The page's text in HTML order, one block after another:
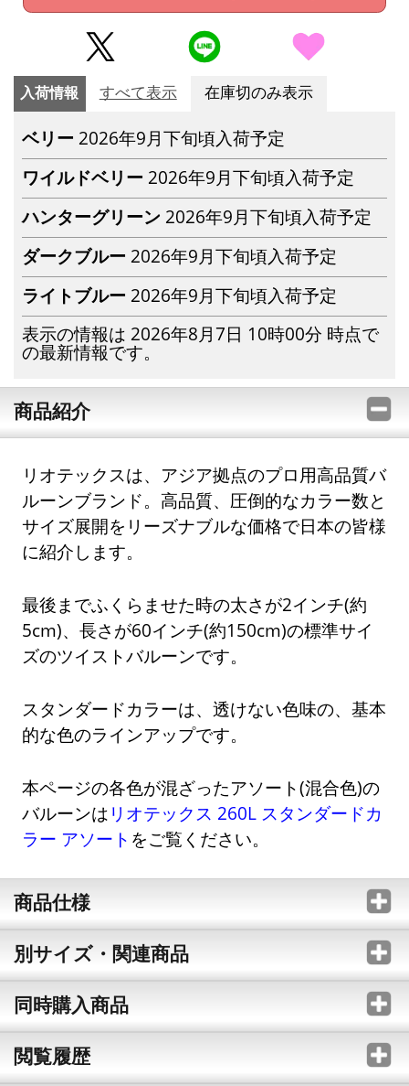
入荷情報 すべて表示 在庫切のみ表示
ベリー 2026年9月下旬頃入荷予定
ワイルドベリー 2026年9月下旬頃入荷予定
ハンターグリーン 2026年9月下旬頃入荷予定
ダークブルー 2026年9月下旬頃入荷予定
ライトブルー 2026年9月下旬頃入荷予定
表示の情報は 2026年8月7日 10時00分 時点で
の最新情報です。
商品紹介
リオテックスは、アジア拠点のプロ用高品質バ
ルーンブランド。高品質、圧倒的なカラー数と
サイズ展開をリーズナブルな価格で日本の皆様
に紹介します。
最後までふくらませた時の太さが2インチ(約
5cm)、長さが60インチ(約150cm)の標準サイ
ズのツイストバルーンです。
スタンダードカラーは、透けない色味の、基本
的な色のラインアップです。
本ページの各色が混ざったアソート(混合色)の
バルーンは リオテックス 260L スタンダードカ
ラー アソート をご覧ください。
商品仕様
別サイズ・関連商品
同時購入商品
閲覧履歴